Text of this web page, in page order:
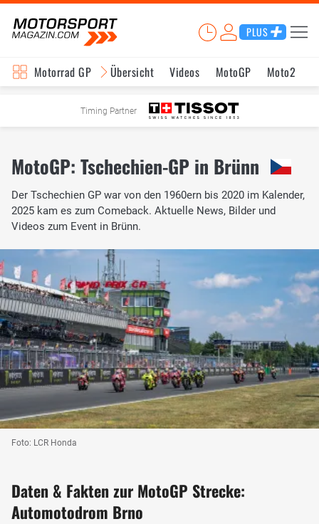
PLUS
Motorrad GP Übersicht Videos MotoGP Moto2
Timing Partner
MotoGP: Tschechien-GP in Brünn
Der Tschechien GP war von den 1960ern bis 2020 im Kalender,
2025 kam es zum Comeback. Aktuelle News, Bilder und
Videos zum Event in Brünn.
Foto: LCR Honda
Daten & Fakten zur MotoGP Strecke:
Automotodrom Brno